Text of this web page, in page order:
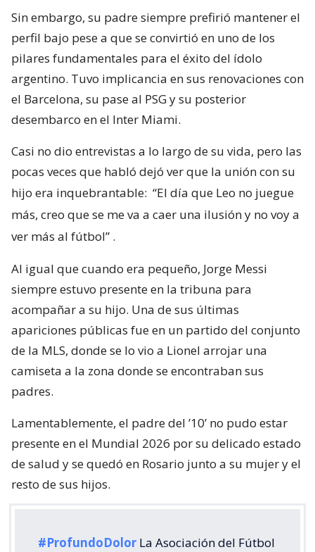
Sin embargo, su padre siempre prefirió mantener el
perfil bajo pese a que se convirtió en uno de los
pilares fundamentales para el éxito del ídolo
argentino. Tuvo implicancia en sus renovaciones con
el Barcelona, su pase al PSG y su posterior
desembarco en el Inter Miami.
Casi no dio entrevistas a lo largo de su vida, pero las
pocas veces que habló dejó ver que la unión con su
hijo era inquebrantable: “El día que Leo no juegue
más, creo que se me va a caer una ilusión y no voy a
ver más al fútbol” .
Al igual que cuando era pequeño, Jorge Messi
siempre estuvo presente en la tribuna para
acompañar a su hijo. Una de sus últimas
apariciones públicas fue en un partido del conjunto
de la MLS, donde se lo vio a Lionel arrojar una
camiseta a la zona donde se encontraban sus
padres.
Lamentablemente, el padre del ’10’ no pudo estar
presente en el Mundial 2026 por su delicado estado
de salud y se quedó en Rosario junto a su mujer y el
resto de sus hijos.
#ProfundoDolor La Asociación del Fútbol